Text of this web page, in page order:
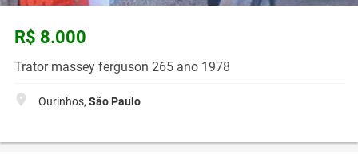
R$ 8.000
Trator massey ferguson 265 ano 1978
Ourinhos, São Paulo